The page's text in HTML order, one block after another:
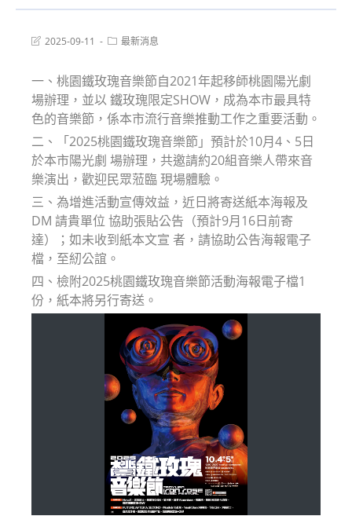
Post2025-09-11
Post最新消息
一、桃園鐵玫瑰音樂節自2021年起移師桃園陽光劇
場辦理，並以 鐵玫瑰限定SHOW，成為本市最具特
色的音樂節，係本市流行音樂推動工作之重要活動。
二、「2025桃園鐵玫瑰音樂節」預計於10月4、5日
於本市陽光劇 場辦理，共邀請約20組音樂人帶來音
樂演出，歡迎民眾蒞臨 現場體驗。
三、為增進活動宣傳效益，近日將寄送紙本海報及
DM 請貴單位 協助張貼公告（預計9月16日前寄
達）；如未收到紙本文宣 者，請協助公告海報電子
檔，至紉公誼。
四、檢附2025桃園鐵玫瑰音樂節活動海報電子檔1
份，紙本將另行寄送。